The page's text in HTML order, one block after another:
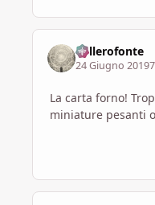
Bellerofonte
24 Giugno 2019
La carta forno!
miniature pesanti